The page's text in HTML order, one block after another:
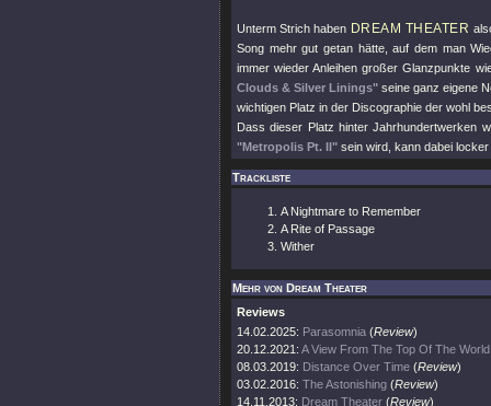
Unterm Strich haben DREAM THEATER
Song mehr gut getan hätte, auf dem man
immer wieder Anleihen großer Glanzpunkte
Clouds & Silver Linings" seine ganz eigene
wichtigen Platz in der Discographie der wohl
Dass dieser Platz hinter Jahrhundertwerken
"Metropolis Pt. II" sein wird, kann dabei
Trackliste
A Nightmare to Remember
A Rite of Passage
Wither
Mehr von Dream Theater
Reviews
14.02.2025: Parasomnia (Review)
20.12.2021: A View From The Top Of The World
08.03.2019: Distance Over Time (Review)
03.02.2016: The Astonishing (Review)
14.11.2013: Dream Theater (Review)